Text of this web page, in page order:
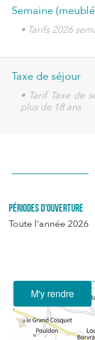
Semaine
• Tarifs 2026
Taxe de séjour
• Tarif Taxe de
plus de 18 ans
Périodes d'ouverture
Toute l'année 2026
M'y rendre